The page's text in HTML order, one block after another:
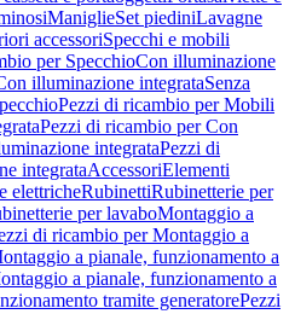
ManiglieSet piediniLavagne
accessoriSpecchi e mobili
per SpecchioCon illuminazione
illuminazione integrataSenza
Pezzi di ricambio per Mobili
Pezzi di ricambio per Con
integrataPezzi di
integrataAccessoriElementi
elettricheRubinettiRubinetterie per
per lavaboMontaggio a
di ricambio per Montaggio a
a pianale, funzionamento a
a pianale, funzionamento a
tramite generatorePezzi